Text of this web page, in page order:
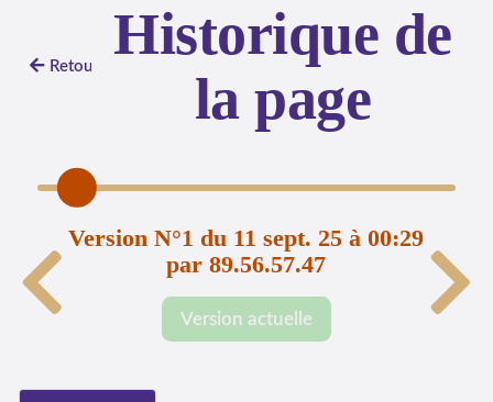
Retour
Historique de
la page
Version N°1 du 11 sept. 25 à 00:29
par 89.56.57.47
Version actuelle